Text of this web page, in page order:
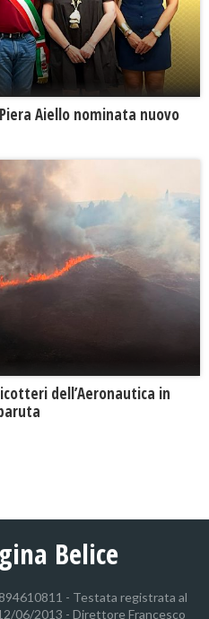
Aiello nominata nuovo
dell’Aeronautica in
Belice
- Testata registrata al
06/2013 - Direttore Francesco